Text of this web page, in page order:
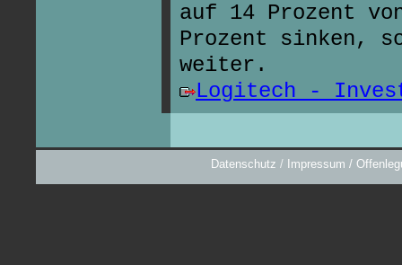
auf 14 Prozent
Prozent sinken,
weiter.
Logitech -
Datenschutz / Impressum /